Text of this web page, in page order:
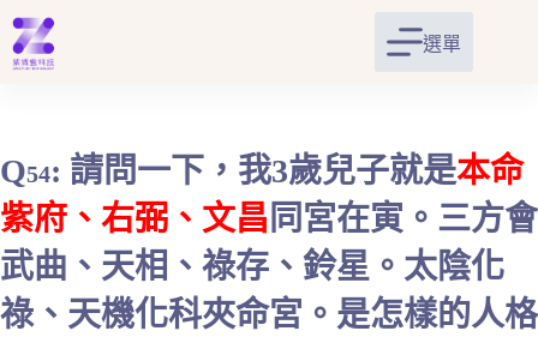
跳
至
主
容
選單
Q54: 請問一下，我3歲兒子就是本命
紫府、右弼、文昌 同宮在寅。三方會
武曲、天相、祿存、鈴星。太陰化
祿、天機化科夾命宮。是怎樣的人格